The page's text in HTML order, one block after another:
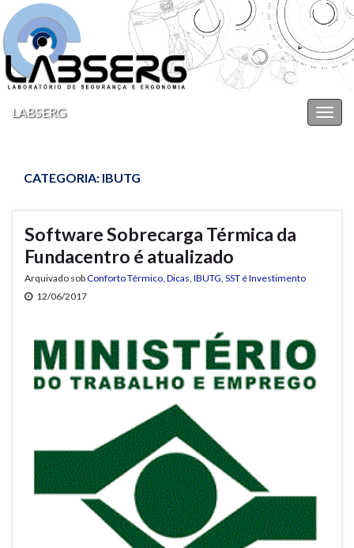
LABSERG
CATEGORIA: IBUTG
Software Sobrecarga Térmica da
Fundacentro é atualizado
Arquivado sobConforto Térmico, Dicas, IBUTG, SST é Investimento
12/06/2017